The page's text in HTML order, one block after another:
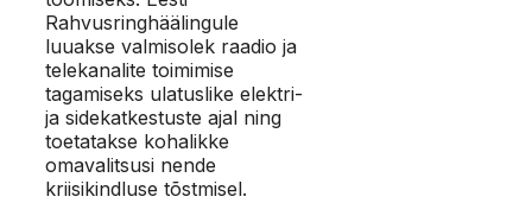
Rahvusringhäälingule
luuakse valmisolek raadio ja
telekanalite toimimise
tagamiseks ulatuslike elektri-
ja sidekatkestuste ajal ning
toetatakse kohalikke
omavalitsusi nende
kriisikindluse tõstmisel.